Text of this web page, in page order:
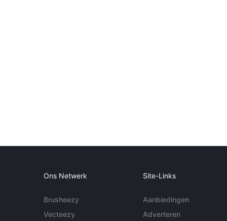
Ons Netwerk
Brusheezy
Vecteezy
Site-Links
Aanbiedingen
Adverteren